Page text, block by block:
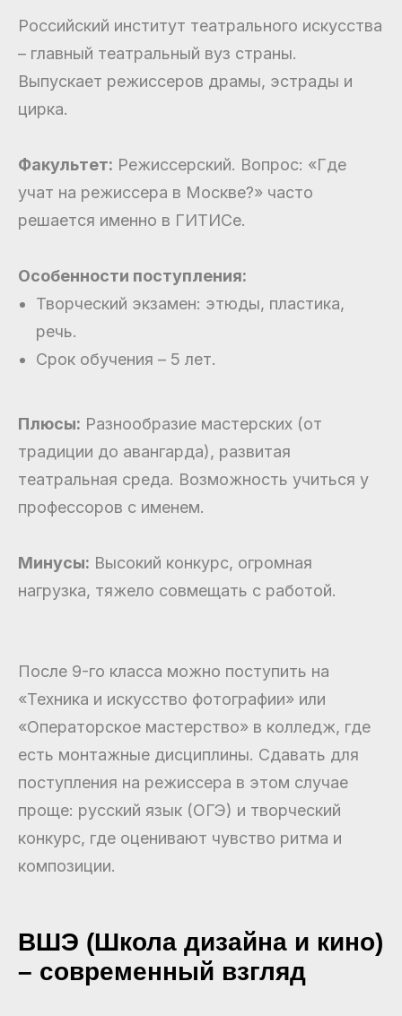
Российский институт театрального искусства
– главный театральный вуз страны.
Выпускает режиссеров драмы, эстрады и
цирка.
Факультет: Режиссерский. Вопрос: «Где
учат на режиссера в Москве?» часто
решается именно в ГИТИСе.
Особенности поступления:
Творческий экзамен: этюды, пластика,
речь.
Срок обучения – 5 лет.
Плюсы: Разнообразие мастерских (от
традиции до авангарда), развитая
театральная среда. Возможность учиться у
профессоров с именем.
Минусы: Высокий конкурс, огромная
нагрузка, тяжело совмещать с работой.
После 9-го класса можно поступить на
«Техника и искусство фотографии» или
«Операторское мастерство» в колледж, где
есть монтажные дисциплины. Сдавать для
поступления на режиссера в этом случае
проще: русский язык (ОГЭ) и творческий
конкурс, где оценивают чувство ритма и
композиции.
ВШЭ (Школа дизайна и кино)
– современный взгляд